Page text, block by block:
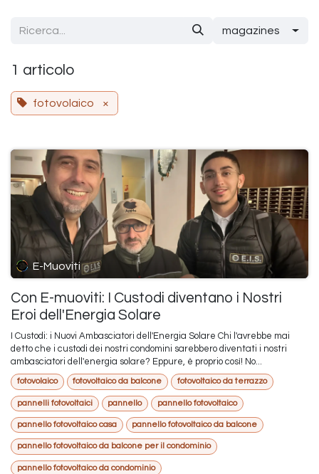
magazines
1 articolo
fotovolaico ×
E-Muoviti
Con E-muoviti: I Custodi diventano i Nostri
Eroi dell'Energia Solare
I Custodi: i Nuovi Ambasciatori dell'Energia Solare Chi l'avrebbe mai
detto che i custodi dei nostri condomini sarebbero diventati i nostri
ambasciatori dell'energia solare? Eppure, è proprio così! No...
fotovolaico fotovoltaico da balcone fotovoltaico da terrazzo
pannelli fotovoltaici pannello pannello fotovoltaico
pannello fotovoltaico casa pannello fotovoltaico da balcone
pannello fotovoltaico da balcone per il condominio
pannello fotovoltaico da condominio